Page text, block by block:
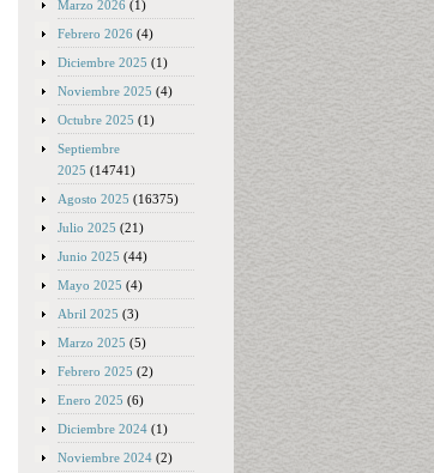
Marzo 2026 (1)
Febrero 2026 (4)
Diciembre 2025 (1)
Noviembre 2025 (4)
Octubre 2025 (1)
Septiembre
2025 (14741)
Agosto 2025 (16375)
Julio 2025 (21)
Junio 2025 (44)
Mayo 2025 (4)
Abril 2025 (3)
Marzo 2025 (5)
Febrero 2025 (2)
Enero 2025 (6)
Diciembre 2024 (1)
Noviembre 2024 (2)